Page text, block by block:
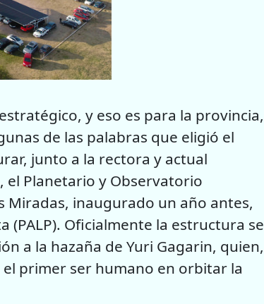
y eso es para la provincia,
de las palabras que eligió el
junto a la rectora y actual
el Planetario y Observatorio
Miradas, inaugurado un año antes,
Oficialmente la estructura se
a la hazaña de Yuri Gagarin, quien,
primer ser humano en orbitar la